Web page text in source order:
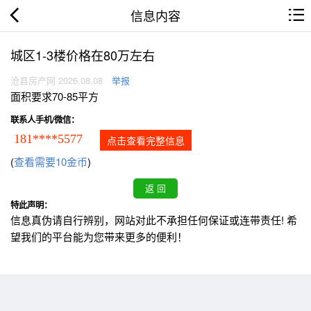
信息内容
城区1-3楼价格在80万左右
沧县房产网 2026.08.08 举报
面积要求70-85平方
联系人手机/微信：
181****5577 点击查看完整信息
(查看需要10金币)
特此声明：
信息真伪请自行辨别，网站对此不承担任何保证或连带责任! 希
望我们的平台能为您带来更多的便利！